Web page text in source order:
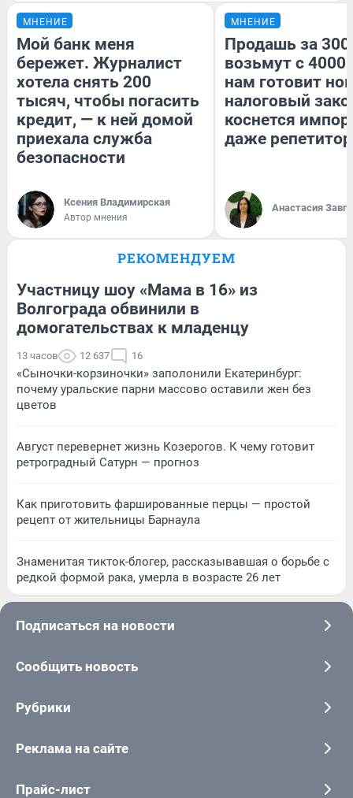
МНЕНИЕ
Мой банк меня
бережет. Журналист
хотела снять 200
тысяч, чтобы погасить
кредит, — к ней домой
приехала служба
безопасности
Ксения Владимирская
Автор мнения
МНЕНИЕ
Продашь за
возьмут с
нам готовит
налоговый
коснется
даже
Анастасия
РЕКОМЕНДУЕМ
Участницу шоу «Мама в 16» из
Волгограда обвинили в
домогательствах к младенцу
13 часов 12 637 16
«Сыночки-корзиночки» заполонили Екатеринбург:
почему уральские парни массово оставили жен без
цветов
Август перевернет жизнь Козерогов. К чему готовит
ретроградный Сатурн — прогноз
Как приготовить фаршированные перцы — простой
рецепт от жительницы Барнаула
Знаменитая тикток-блогер, рассказывавшая о борьбе с
редкой формой рака, умерла в возрасте 26 лет
Подписаться на новости
Сообщить новость
Рубрики
Реклама на сайте
Прайс-лист